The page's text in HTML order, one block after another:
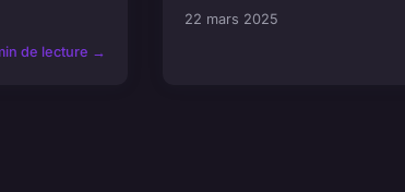
de lecture →
22 mars 2025